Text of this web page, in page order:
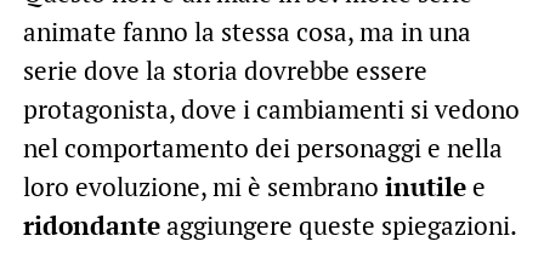
animate fanno la stessa cosa, ma in una
serie dove la storia dovrebbe essere
protagonista, dove i cambiamenti si vedono
nel comportamento dei personaggi e nella
loro evoluzione, mi è sembrano inutilee
ridondanteaggiungere queste spiegazioni.